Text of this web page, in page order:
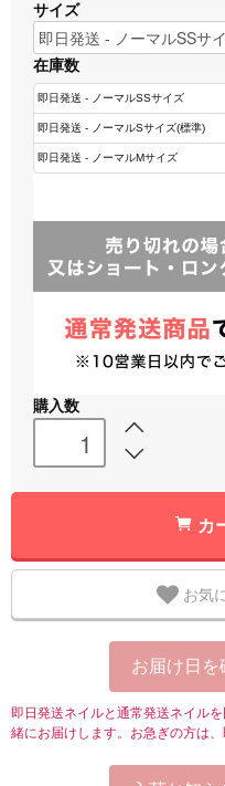
サイズ
在庫数
購入数
カ
お気
お届け日を
即日発送ネイルと通常発送ネイル
緒にお届けします。お急ぎの方は